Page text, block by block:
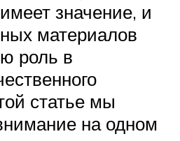
значение, и
материалов
роль в
статье мы
на одном